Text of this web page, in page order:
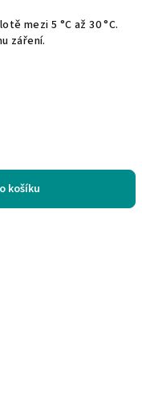
mezi 5 °C až 30 °C.
záření.
košíku